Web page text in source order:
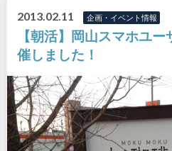
2013.02.11 企画・イベント情報
【朝活】岡山スマホユ
催しました！